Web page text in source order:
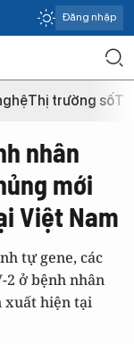
Đăng nhập
Thị trường số
nhân
mới
Việt Nam
tự gene, các
2 ở bệnh nhân
xuất hiện tại